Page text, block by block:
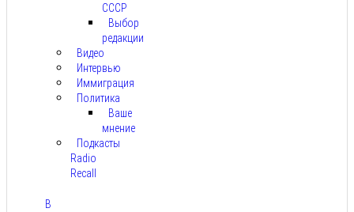
СССР
Выбор
редакции
Видео
Интервью
Иммиграция
Политика
Ваше
мнение
Подкасты
Radio
Recall
В